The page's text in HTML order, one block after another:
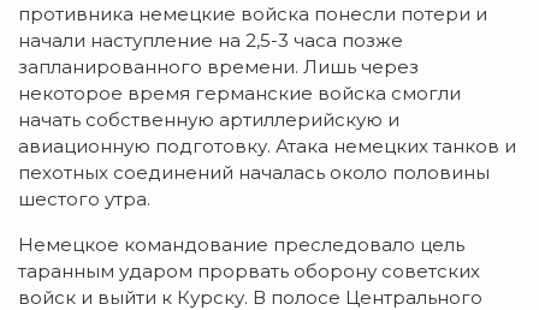
противника немецкие войска понесли потери и
начали наступление на 2,5-3 часа позже
запланированного времени. Лишь через
некоторое время германские войска смогли
начать собственную артиллерийскую и
авиационную подготовку. Атака немецких танков и
пехотных соединений началась около половины
шестого утра.
Немецкое командование преследовало цель
таранным ударом прорвать оборону советских
войск и выйти к Курску. В полосе Центрального